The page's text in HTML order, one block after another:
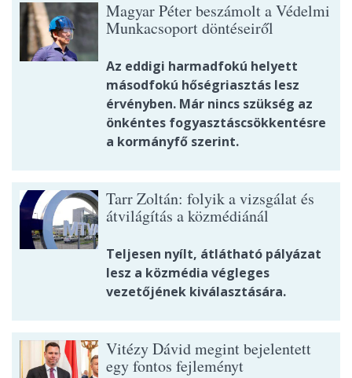
Magyar Péter beszámolt a Védelmi
Munkacsoport döntéseiről
Az eddigi harmadfokú helyett
másodfokú hőségriasztás lesz
érvényben. Már nincs szükség az
önkéntes fogyasztáscsökkentésre
a kormányfő szerint.
Tarr Zoltán: folyik a vizsgálat és
átvilágítás a közmédiánál
Teljesen nyílt, átlátható pályázat
lesz a közmédia végleges
vezetőjének kiválasztására.
Vitézy Dávid megint bejelentett
egy fontos fejleményt